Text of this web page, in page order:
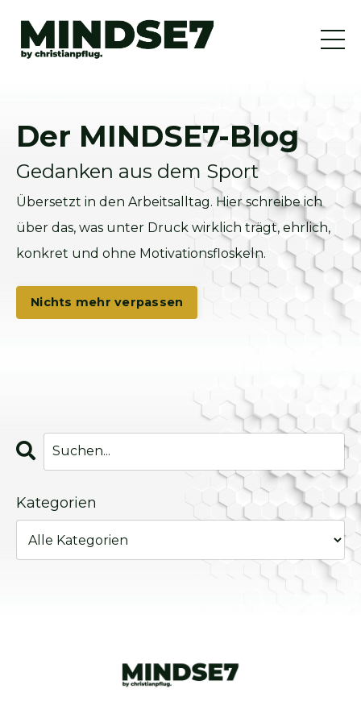
Der MINDSE7-Blog
Gedanken aus dem Sport
Übersetzt in den Arbeitsalltag. Hier schreibe ich
über das, was unter Druck wirklich trägt, ehrlich,
konkret und ohne Motivationsfloskeln.
Nichts mehr verpassen
Kategorien